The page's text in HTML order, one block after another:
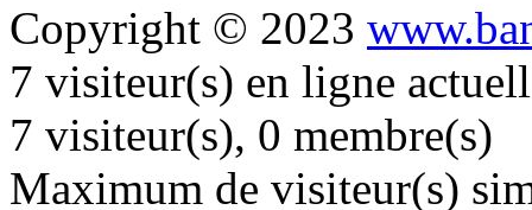
Copyright © 2023
7 visiteur(s) en ligne
7 visiteur(s), 0 membre(s)
Maximum de visiteur(s)